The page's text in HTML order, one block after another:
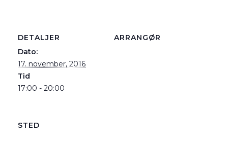
DETALJER
Dato:
17. november, 2016
Tid
17:00 - 20:00
ARRANGØR
STED